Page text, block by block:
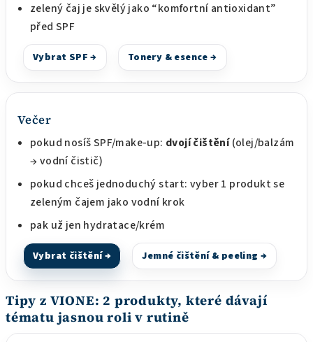
zelený čaj je skvělý jako “komfortní antioxidant”
před SPF
Vybrat SPF → Tonery & esence →
Večer
pokud nosíš SPF/make-up: dvojí čištění(olej/balzám
→ vodní čistič)
pokud chceš jednoduchý start: vyber 1 produkt se
zeleným čajem jako vodní krok
pak už jen hydratace/krém
Vybrat čištění → Jemné čištění & peeling →
Tipy z VIONE: 2 produkty, které dávají
tématu jasnou roli v rutině